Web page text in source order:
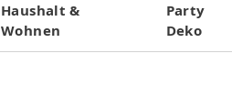
Haushalt &
Wohnen
Party
Deko